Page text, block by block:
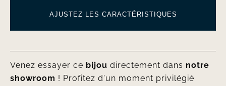
AJUSTEZ LES CARACTÉRISTIQUES
Venez essayer ce bijou directement dans notre
showroom ! Profitez d'un moment privilégié